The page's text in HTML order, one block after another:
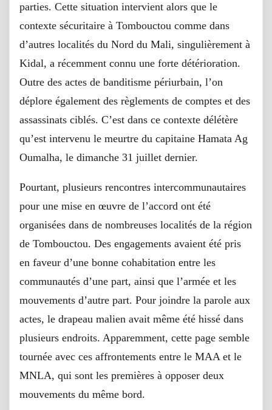
parties. Cette situation intervient alors que le
contexte sécuritaire à Tombouctou comme dans
d’autres localités du Nord du Mali, singulièrement à
Kidal, a récemment connu une forte détérioration.
Outre des actes de banditisme périurbain, l’on
déplore également des règlements de comptes et des
assassinats ciblés. C’est dans ce contexte délétère
qu’est intervenu le meurtre du capitaine Hamata Ag
Oumalha, le dimanche 31 juillet dernier.
Pourtant, plusieurs rencontres intercommunautaires
pour une mise en œuvre de l’accord ont été
organisées dans de nombreuses localités de la région
de Tombouctou. Des engagements avaient été pris
en faveur d’une bonne cohabitation entre les
communautés d’une part, ainsi que l’armée et les
mouvements d’autre part. Pour joindre la parole aux
actes, le drapeau malien avait même été hissé dans
plusieurs endroits. Apparemment, cette page semble
tournée avec ces affrontements entre le MAA et le
MNLA, qui sont les premières à opposer deux
mouvements du même bord.